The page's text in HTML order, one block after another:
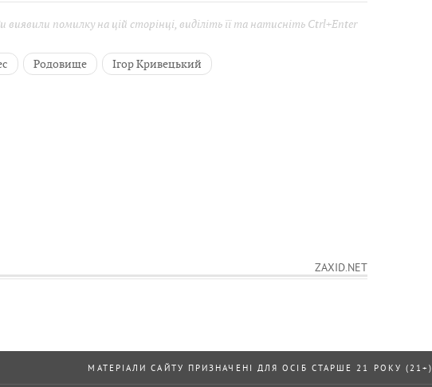
виявили помилку на цій сторінці, виділіть її та натисніть Ctrl+Enter
Родовище Ігор Кривецький
ZAXID.NET
МАТЕРІАЛИ САЙТУ ПРИЗНАЧЕНІ ДЛЯ ОСІБ СТАРШЕ 21 РОКУ (21+)